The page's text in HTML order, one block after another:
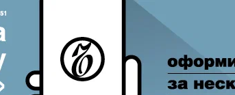
Реклама в «Ъ» www.kommersant.ru/ad